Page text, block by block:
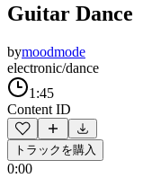
Guitar Dance
bymoodmode
electronic/dance
1:45
Content ID
トラックを購入
0:00